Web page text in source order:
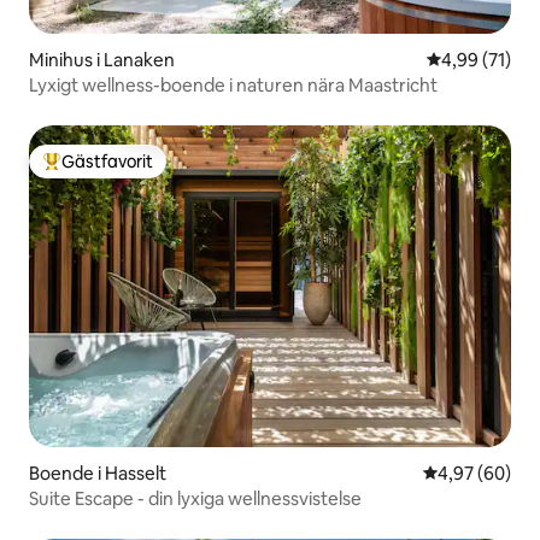
Minihus i Lanaken 4,99 av 5 i
4,99 (71)
Lyxigt wellness-boende i naturen nära Maastricht
Populär gästfavorit
Gästfavorit
Boende i Hasselt 4,97 av 5 i
4,97 (60)
Suite Escape - din lyxiga wellnessvistelse